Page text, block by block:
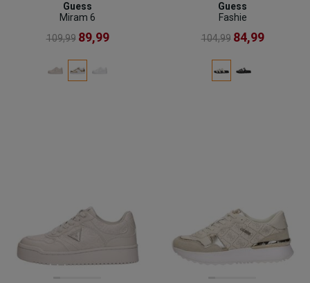
Guess
Miram 6
109,99 89,99
Guess
Fashie
104,99 84,99